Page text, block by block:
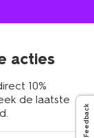
acties
10%
de laatste
Feedback